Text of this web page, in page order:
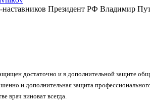
Президент РФ Владимир
достаточно и в дополнительной защите
и дополнительная защита
врач виноват всегда.